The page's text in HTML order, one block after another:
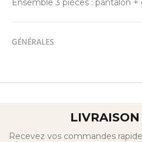
Ensemble 3 pièces : pantalon
GÉNÉRALES
Recevez vos commandes